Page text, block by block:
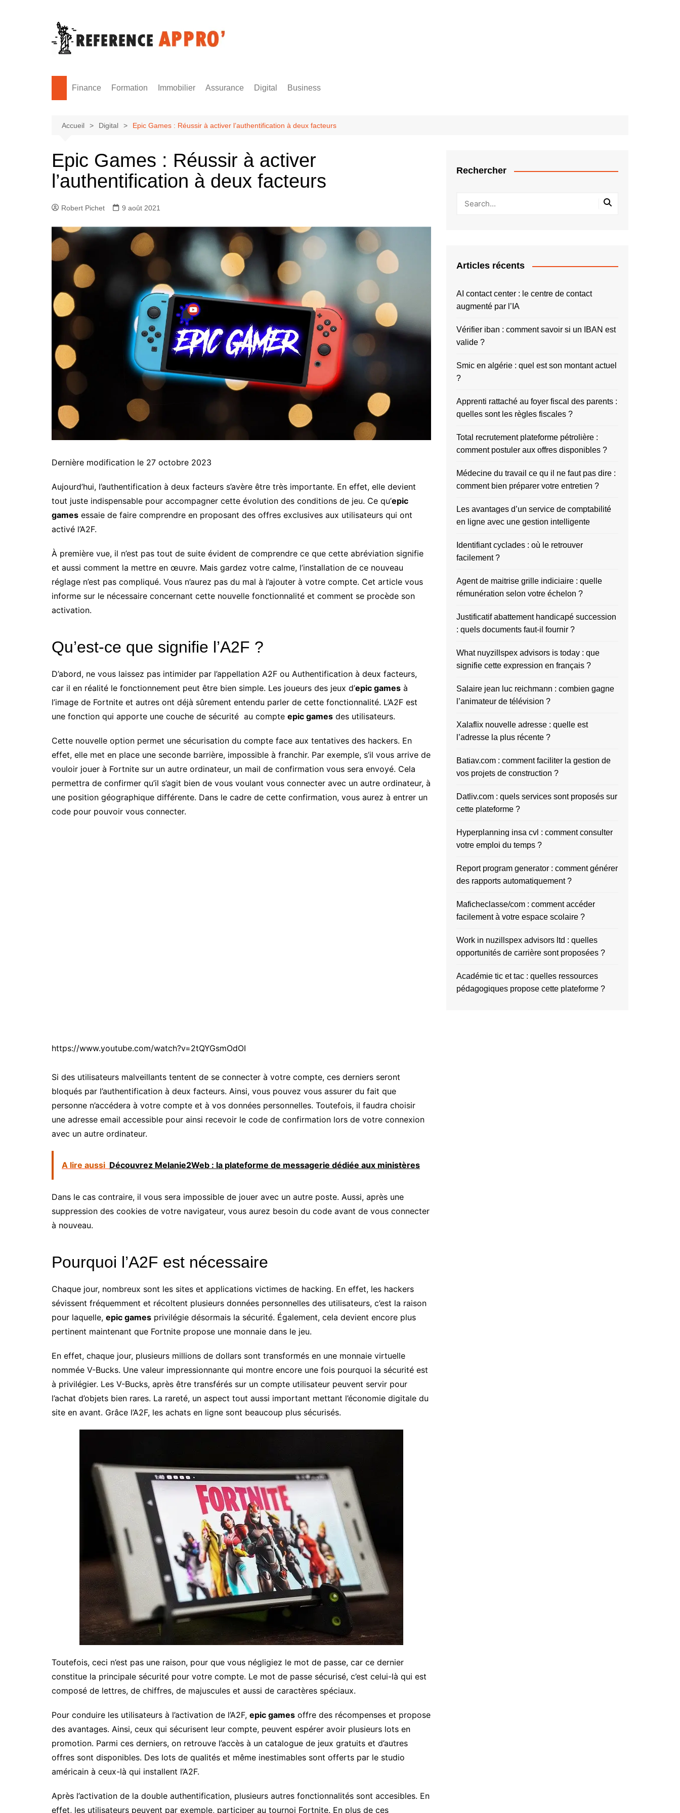
Finance Formation Immobilier Assurance Digital Business
Accueil Digital Epic Games : Réussir à activer l’authentification à deux facteurs
Epic Games : Réussir à activer
l’authentification à deux facteurs
Robert Pichet 9 août 2021
Dernière modification le 27 octobre 2023
Aujourd’hui, l’authentification à deux facteurs s’avère être très importante. En effet, elle devient
tout juste indispensable pour accompagner cette évolution des conditions de jeu. Ce qu’epic
games essaie de faire comprendre en proposant des offres exclusives aux utilisateurs qui ont
activé l’A2F.
À première vue, il n’est pas tout de suite évident de comprendre ce que cette abréviation signifie
et aussi comment la mettre en œuvre. Mais gardez votre calme, l’installation de ce nouveau
réglage n’est pas compliqué. Vous n’aurez pas du mal à l’ajouter à votre compte. Cet article vous
informe sur le nécessaire concernant cette nouvelle fonctionnalité et comment se procède son
activation.
Qu’est-ce que signifie l’A2F ?
D’abord, ne vous laissez pas intimider par l’appellation A2F ou Authentification à deux facteurs,
car il en réalité le fonctionnement peut être bien simple. Les joueurs des jeux d’epic games à
l’image de Fortnite et autres ont déjà sûrement entendu parler de cette fonctionnalité. L’A2F est
une fonction qui apporte une couche de sécurité au compte epic games des utilisateurs.
Cette nouvelle option permet une sécurisation du compte face aux tentatives des hackers. En
effet, elle met en place une seconde barrière, impossible à franchir. Par exemple, s’il vous arrive de
vouloir jouer à Fortnite sur un autre ordinateur, un mail de confirmation vous sera envoyé. Cela
permettra de confirmer qu’il s’agit bien de vous voulant vous connecter avec un autre ordinateur, à
une position géographique différente. Dans le cadre de cette confirmation, vous aurez à entrer un
code pour pouvoir vous connecter.
https://www.youtube.com/watch?v=2tQYGsmOdOI
Si des utilisateurs malveillants tentent de se connecter à votre compte, ces derniers seront
bloqués par l’authentification à deux facteurs. Ainsi, vous pouvez vous assurer du fait que
personne n’accédera à votre compte et à vos données personnelles. Toutefois, il faudra choisir
une adresse email accessible pour ainsi recevoir le code de confirmation lors de votre connexion
avec un autre ordinateur.
A lire aussi Découvrez Melanie2Web : la plateforme de messagerie dédiée aux ministères
Dans le cas contraire, il vous sera impossible de jouer avec un autre poste. Aussi, après une
suppression des cookies de votre navigateur, vous aurez besoin du code avant de vous connecter
à nouveau.
Pourquoi l’A2F est nécessaire
Chaque jour, nombreux sont les sites et applications victimes de hacking. En effet, les hackers
sévissent fréquemment et récoltent plusieurs données personnelles des utilisateurs, c’est la raison
pour laquelle, epic games privilégie désormais la sécurité. Également, cela devient encore plus
pertinent maintenant que Fortnite propose une monnaie dans le jeu.
En effet, chaque jour, plusieurs millions de dollars sont transformés en une monnaie virtuelle
nommée V-Bucks. Une valeur impressionnante qui montre encore une fois pourquoi la sécurité est
à privilégier. Les V-Bucks, après être transférés sur un compte utilisateur peuvent servir pour
l’achat d’objets bien rares. La rareté, un aspect tout aussi important mettant l’économie digitale du
site en avant. Grâce l’A2F, les achats en ligne sont beaucoup plus sécurisés.
Toutefois, ceci n’est pas une raison, pour que vous négligiez le mot de passe, car ce dernier
constitue la principale sécurité pour votre compte. Le mot de passe sécurisé, c’est celui-là qui est
composé de lettres, de chiffres, de majuscules et aussi de caractères spéciaux.
Pour conduire les utilisateurs à l’activation de l’A2F, epic games offre des récompenses et propose
des avantages. Ainsi, ceux qui sécurisent leur compte, peuvent espérer avoir plusieurs lots en
promotion. Parmi ces derniers, on retrouve l’accès à un catalogue de jeux gratuits et d’autres
offres sont disponibles. Des lots de qualités et même inestimables sont offerts par le studio
américain à ceux-là qui installent l’A2F.
Après l’activation de la double authentification, plusieurs autres fonctionnalités sont accesibles. En
effet, les utilisateurs peuvent par exemple, participer au tournoi Fortnite. En plus de ces
Rechercher
Articles récents
AI contact center : le centre de contact
augmenté par l’IA
Vérifier iban : comment savoir si un IBAN est
valide ?
Smic en algérie : quel est son montant actuel
?
Apprenti rattaché au foyer fiscal des parents :
quelles sont les règles fiscales ?
Total recrutement plateforme pétrolière :
comment postuler aux offres disponibles ?
Médecine du travail ce qu il ne faut pas dire :
comment bien préparer votre entretien ?
Les avantages d’un service de comptabilité
en ligne avec une gestion intelligente
Identifiant cyclades : où le retrouver
facilement ?
Agent de maitrise grille indiciaire : quelle
rémunération selon votre échelon ?
Justificatif abattement handicapé succession
: quels documents faut-il fournir ?
What nuyzillspex advisors is today : que
signifie cette expression en français ?
Salaire jean luc reichmann : combien gagne
l’animateur de télévision ?
Xalaflix nouvelle adresse : quelle est
l’adresse la plus récente ?
Batiav.com : comment faciliter la gestion de
vos projets de construction ?
Datliv.com : quels services sont proposés sur
cette plateforme ?
Hyperplanning insa cvl : comment consulter
votre emploi du temps ?
Report program generator : comment générer
des rapports automatiquement ?
Maficheclasse/com : comment accéder
facilement à votre espace scolaire ?
Work in nuzillspex advisors ltd : quelles
opportunités de carrière sont proposées ?
Académie tic et tac : quelles ressources
pédagogiques propose cette plateforme ?